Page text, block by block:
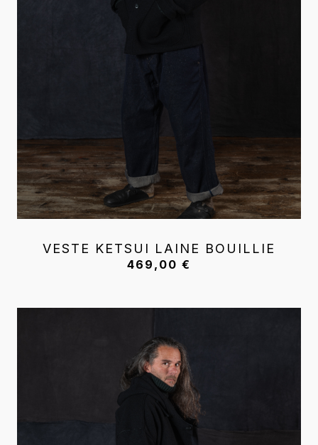
VESTE KETSUI LAINE BOUILLIE
469,00 €